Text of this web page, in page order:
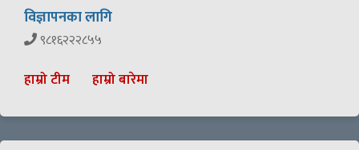
विज्ञापनका लागि
९८१६२२२८५५
हाम्रो टीम हाम्रो बारेमा